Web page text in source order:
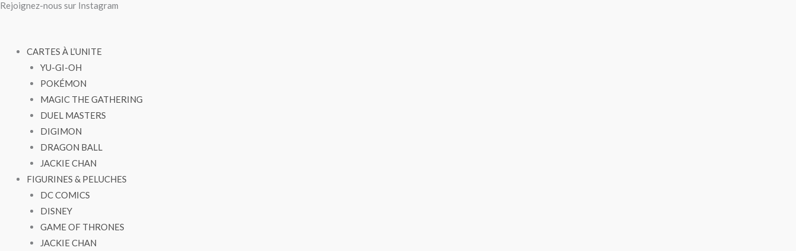
Aller
Rejoignez-nous sur Instagram
CARTES À L’UNITE
YU-GI-OH
POKÉMON
MAGIC THE GATHERING
DUEL MASTERS
DIGIMON
DRAGON BALL
JACKIE CHAN
FIGURINES & PELUCHES
DC COMICS
DISNEY
GAME OF THRONES
JACKIE CHAN
quantité
quantité